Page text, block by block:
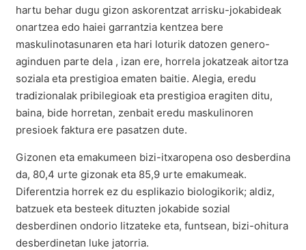
hartu behar dugu gizon askorentzat arrisku-jokabideak
onartzea edo haiei garrantzia kentzea bere
maskulinotasunaren eta hari loturik datozen genero-
aginduen parte dela , izan ere, horrela jokatzeak aitortza
soziala eta prestigioa ematen baitie. Alegia, eredu
tradizionalak pribilegioak eta prestigioa eragiten ditu,
baina, bide horretan, zenbait eredu maskulinoren
presioek faktura ere pasatzen dute.
Gizonen eta emakumeen bizi-itxaropena oso desberdina
da, 80,4 urte gizonak eta 85,9 urte emakumeak.
Diferentzia horrek ez du esplikazio biologikorik; aldiz,
batzuek eta besteek dituzten jokabide sozial
desberdinen ondorio litzateke eta, funtsean, bizi-ohitura
desberdinetan luke jatorria.